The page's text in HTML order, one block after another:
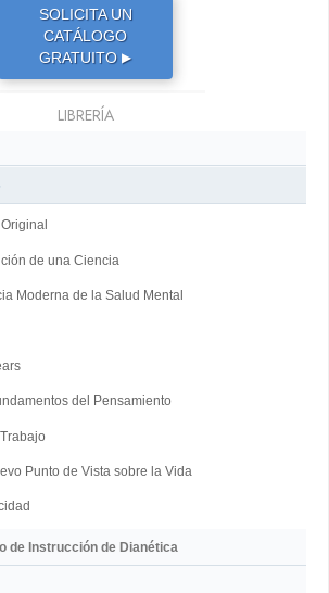
SOLICITA UN
CATÁLOGO
GRATUITO ▶
LIBRERÍA
de una Ciencia
Moderna de la Salud Mental
del Pensamiento
Punto de Vista sobre la Vida
de Instrucción de Dianética